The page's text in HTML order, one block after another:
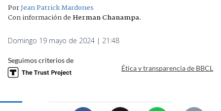
PorJean Patrick Mardones
Con información de Herman Chanampa.
Domingo 19 mayo de 2024 | 21:48
Seguimos criterios de
Ética y transparencia de BBCL